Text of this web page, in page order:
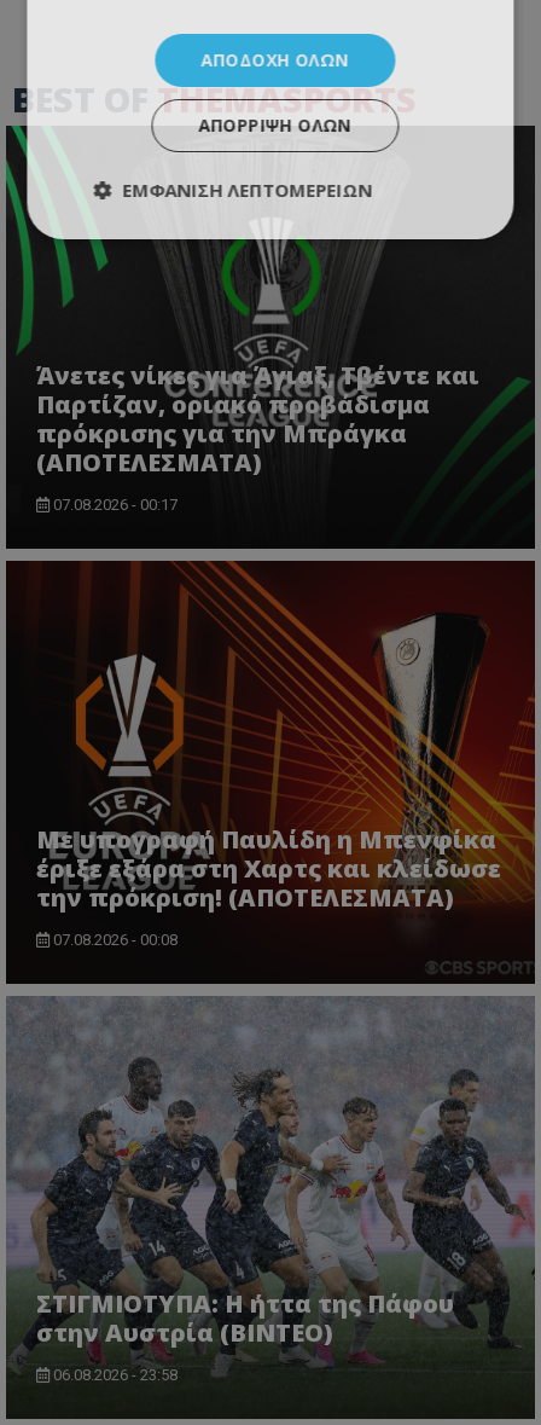
BEST OFTHEMASPORTS
Άνετες νίκες για Άγιαξ, Τβέντε και
Παρτίζαν, οριακό προβάδισμα
πρόκρισης για την Μπράγκα
(ΑΠΟΤΕΛΕΣΜΑΤΑ)
07.08.2026 - 00:17
Με υπογραφή Παυλίδη η Μπενφίκα
έριξε εξάρα στη Χαρτς και κλείδωσε
την πρόκριση! (ΑΠΟΤΕΛΕΣΜΑΤΑ)
07.08.2026 - 00:08
ΣΤΙΓΜΙΟΤΥΠΑ: Η ήττα της Πάφου
στην Αυστρία (ΒΙΝΤΕΟ)
06.08.2026 - 23:58
ΑΠΟΔΟΧΉ ΌΛΩΝ
ΑΠΌΡΡΙΨΗ ΌΛΩΝ
ΕΜΦΆΝΙΣΗ ΛΕΠΤΟΜΕΡΕΙΏΝ